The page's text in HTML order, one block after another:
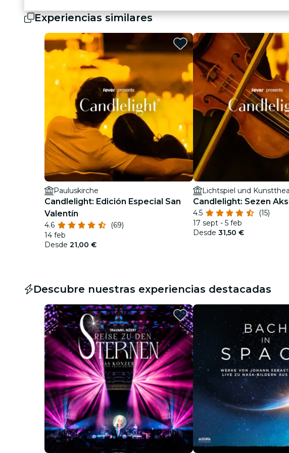
Experiencias similares
Pauluskirche
Candlelight: Edición Especial San
Valentín
4.6
(69)
14 feb
Desde 21,00 €
Lichtspiel und
Candlelight: Sezen
4.5
(15)
17 sept - 5 feb
Desde 31,50 €
Descubre nuestras experiencias destacadas